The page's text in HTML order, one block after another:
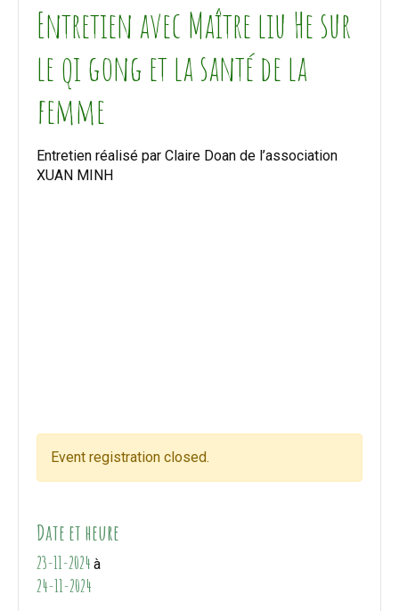
Entretien avec Maître liu He sur
le qi gong et la santé de la
femme
Entretien réalisé par Claire Doan de l’association
XUAN MINH
Event registration closed.
Date et heure
23-11-2024 à
24-11-2024